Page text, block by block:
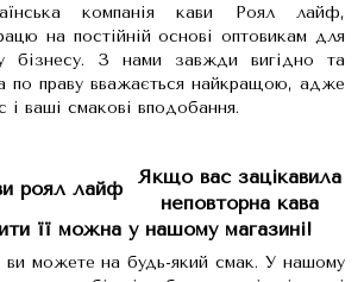
компанія кави Роял лайф,
на постійній основі оптовикам для
бізнесу. З нами завжди вигідно та
по праву вважається найкращою, адже
ваші смакові вподобання.
Якщо вас зацікавила
неповторна кава
її можна у нашому магазині!
ви можете на будь-який смак. У нашому